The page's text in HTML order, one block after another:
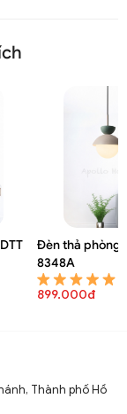
Đèn thả phòng
8348A
899.000đ
Thành phố Hồ